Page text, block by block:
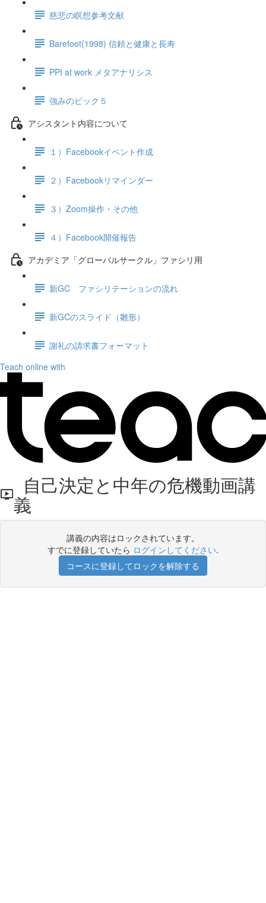
慈悲の瞑想参考文献
Barefoot(1998) 信頼と健康と長寿
PPI at work メタアナリシス
強みのビック５
アシスタント内容について
１）Facebookイベント作成
２）Facebookリマインダー
３）Zoom操作・その他
４）Facebook開催報告
アカデミア「グローバルサークル」ファシリ用
新GC ファシリテーションの流れ
新GCのスライド（雛形）
謝礼の請求書フォーマット
Teach online with
自己決定と中年の危機動画講
義
講義の内容はロックされています。
すでに登録していたら ログインしてください.
コースに登録してロックを解除する